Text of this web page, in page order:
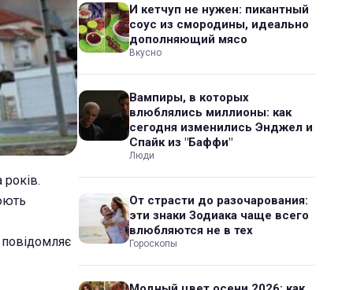
И кетчуп не нужен: пикантный
соус из смородины, идеально
дополняющий мясо
Вкусно
Вампиры, в которых
влюблялись миллионы: как
сегодня изменились Энджел и
Спайк из "Баффи"
Люди
От страсти до разочарования:
эти знаки Зодиака чаще всего
влюбляются не в тех
Гороскопы